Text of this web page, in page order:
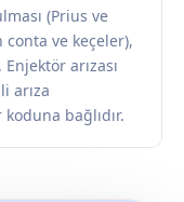
(Prius ve
conta ve keçeler),
arızası
arıza
bağlıdır.